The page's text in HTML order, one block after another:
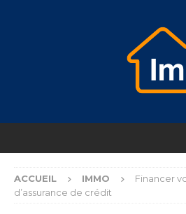
ACCUEIL IMMO
Financer
d’assurance de crédit